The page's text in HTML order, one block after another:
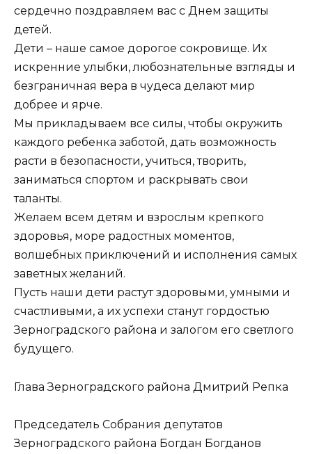
сердечно поздравляем вас с Днем защиты
детей.
Дети – наше самое дорогое сокровище. Их
искренние улыбки, любознательные взгляды и
безграничная вера в чудеса делают мир
добрее и ярче.
Мы прикладываем все силы, чтобы окружить
каждого ребенка заботой, дать возможность
расти в безопасности, учиться, творить,
заниматься спортом и раскрывать свои
таланты.
Желаем всем детям и взрослым крепкого
здоровья, море радостных моментов,
волшебных приключений и исполнения самых
заветных желаний.
Пусть наши дети растут здоровыми, умными и
счастливыми, а их успехи станут гордостью
Зерноградского района и залогом его светлого
будущего.
Глава Зерноградского района Дмитрий Репка
Председатель Собрания депутатов
Зерноградского района Богдан Богданов